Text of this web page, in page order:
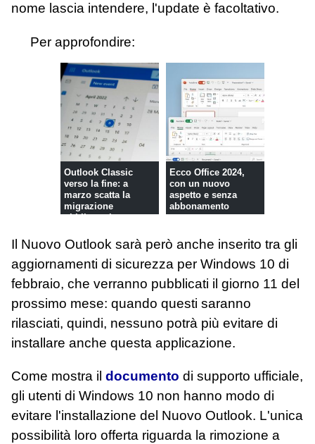
nome lascia intendere, l'update è facoltativo.
Per approfondire:
Outlook Classic
verso la fine: a
marzo scatta la
migrazione
obbligatoria
Ecco Office 2024,
con un nuovo
aspetto e senza
abbonamento
Il Nuovo Outlook sarà però anche inserito tra gli
aggiornamenti di sicurezza per Windows 10 di
febbraio, che verranno pubblicati il giorno 11 del
prossimo mese: quando questi saranno
rilasciati, quindi, nessuno potrà più evitare di
installare anche questa applicazione.
Come mostra il documento di supporto ufficiale,
gli utenti di Windows 10 non hanno modo di
evitare l'installazione del Nuovo Outlook. L'unica
possibilità loro offerta riguarda la rimozione a